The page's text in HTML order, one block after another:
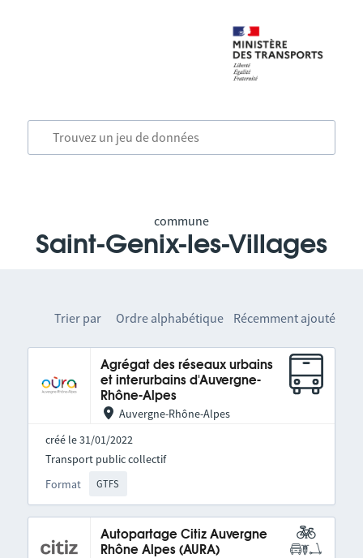
commune
Saint-Genix-les-Villages
Trier par Ordre alphabétique Récemment ajouté
Agrégat des réseaux urbains
et interurbains d'Auvergne-
Rhône-Alpes
Auvergne-Rhône-Alpes
créé le 31/01/2022
Format GTFS
Transport public collectif
Autopartage Citiz Auvergne
Rhône Alpes (AURA)